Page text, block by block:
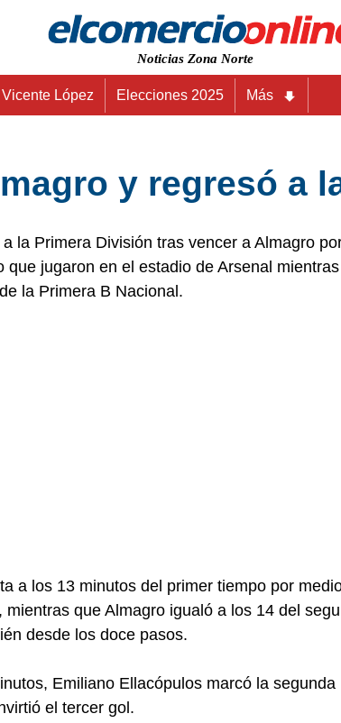
Noticias Zona Norte
Vicente López Elecciones 2025 Más
y regresó a
la Primera División tras vencer a Almagro
jugaron en el estadio de Arsenal
la Primera B Nacional.
a los 13 minutos del primer tiempo por
que Almagro igualó a los 14 del
desde los doce pasos.
Emiliano Ellacópulos marcó la segunda
el tercer gol.